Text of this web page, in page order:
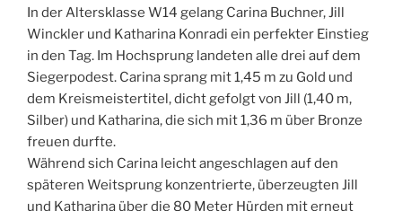
In der Altersklasse W14 gelang Carina Buchner, Jill
Winckler und Katharina Konradi ein perfekter Einstieg
in den Tag. Im Hochsprung landeten alle drei auf dem
Siegerpodest. Carina sprang mit 1,45 m zu Gold und
dem Kreismeistertitel, dicht gefolgt von Jill (1,40 m,
Silber) und Katharina, die sich mit 1,36 m über Bronze
freuen durfte.
Während sich Carina leicht angeschlagen auf den
späteren Weitsprung konzentrierte, überzeugten Jill
und Katharina über die 80 Meter Hürden mit erneut